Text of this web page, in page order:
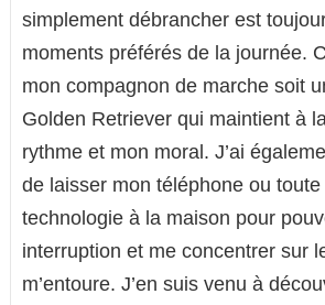
simplement débrancher est
moments préférés de la journée.
mon compagnon de marche soit
Golden Retriever qui maintient à
rythme et mon moral. J’ai
de laisser mon téléphone ou
technologie à la maison pour
interruption et me concentrer sur
m’entoure. J’en suis venu à